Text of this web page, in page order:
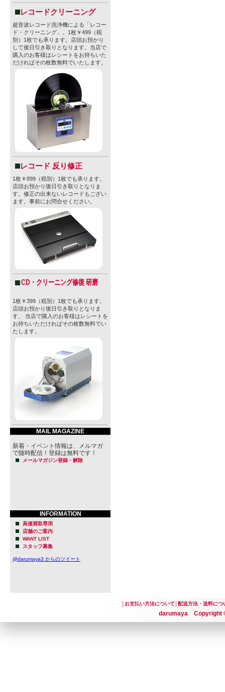
レコードクリーニング
超音波レコード洗浄機による「レコー
ド・クリーニング」。1枚￥499（税
別）1枚でも承ります。店頭お預かり
して後日引き取りとなります。当店で
購入のお客様はレシートをお持ちいた
だければその枚数無料でいたします。
レコード 反り修正
1枚￥899（税別）1枚でも承ります。
店頭お預かり後日引き取りとなりま
す。修正の出来ないレコードもござい
ます。事前にお問合せください。
CD・クリーニング修復 研磨
1枚￥399（税別）1枚でも承ります。
店頭お預かり後日引き取りとなりま
す。 当店で購入のお客様はレシートを
お持ちいただければその枚数無料でい
たします。
MAIL MAGAZINE
新着・イベント情報は、メルマガ
で随時配信！登録は無料です！
メールマガジン登録・解除
INFORMATION
高価買取専用
店舗のご案内
WANT LIST
スタッフ募集
@darumaya3 からのツイート
お支払い方法について│ 配送方法・送料につ
darumaya Copyright